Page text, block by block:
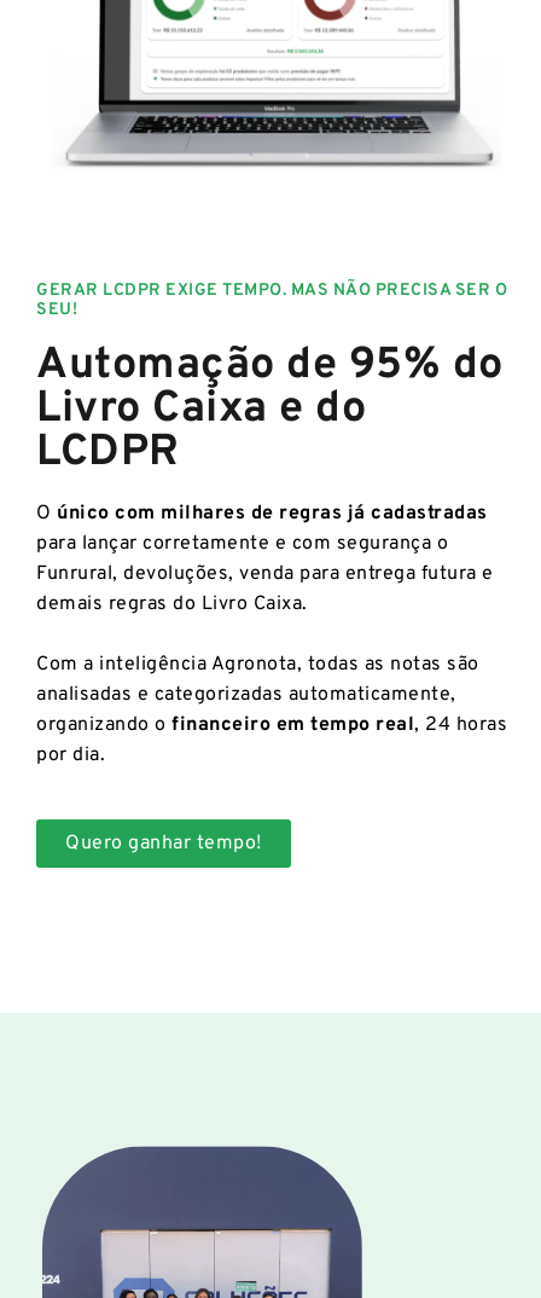
GERAR LCDPR EXIGE TEMPO. MAS NÃO PRECISA SER O
SEU!
Automação de 95% do
Livro Caixa e do
LCDPR
O único com milhares de regras já cadastradas
para lançar corretamente e com segurança o
Funrural, devoluções, venda para entrega futura e
demais regras do Livro Caixa.
Com a inteligência Agronota, todas as notas são
analisadas e categorizadas automaticamente,
organizando o financeiro em tempo real, 24 horas
por dia.
Quero ganhar tempo!